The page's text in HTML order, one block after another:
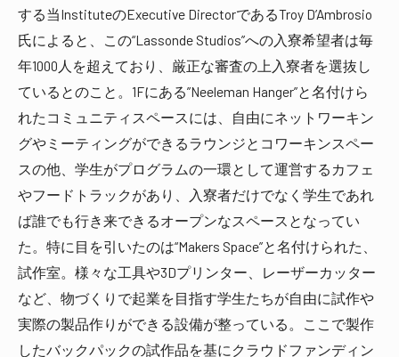
する当InstituteのExecutive DirectorであるTroy D’Ambrosio
氏によると、この“Lassonde Studios”への入寮希望者は毎
年1000人を超えており、厳正な審査の上入寮者を選抜し
ているとのこと。1Fにある”Neeleman Hanger”と名付けら
れたコミュニティスペースには、自由にネットワーキン
グやミーティングができるラウンジとコワーキンスペー
スの他、学生がプログラムの一環として運営するカフェ
やフードトラックがあり、入寮者だけでなく学生であれ
ば誰でも行き来できるオープンなスペースとなってい
た。特に目を引いたのは“Makers Space”と名付けられた、
試作室。様々な工具や3Dプリンター、レーザーカッター
など、物づくりで起業を目指す学生たちが自由に試作や
実際の製品作りができる設備が整っている。ここで製作
したバックパックの試作品を基にクラウドファンディン